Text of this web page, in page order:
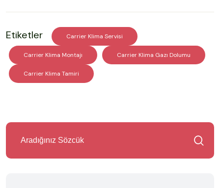
Etiketler Carrier Klima Servisi
Carrier Klima Montajı Carrier Klima Gazı Dolumu
Carrier Klima Tamiri